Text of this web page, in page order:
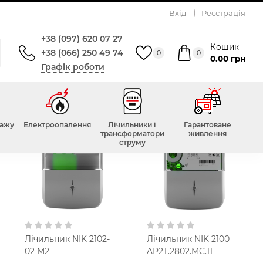
Вхід Реєстрація
+38 (097) 620 07 27
+38 (066) 250 49 74
Графік роботи
0 0
Кошик
0.00 грн
Електроопалення
Лічильники і
трансформатори
струму
Гарантоване
живлення
Лічильник NIK 2102-
02 M2
Лічильник NIK 2100
AP2T.2802.MC.11